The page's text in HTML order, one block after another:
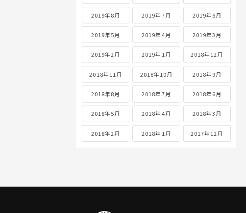
2019年8月 2019年7月 2019年6月
2019年5月 2019年4月 2019年3月
2019年2月 2019年1月 2018年12月
2018年11月 2018年10月 2018年9月
2018年8月 2018年7月 2018年6月
2018年5月 2018年4月 2018年3月
2018年2月 2018年1月 2017年12月